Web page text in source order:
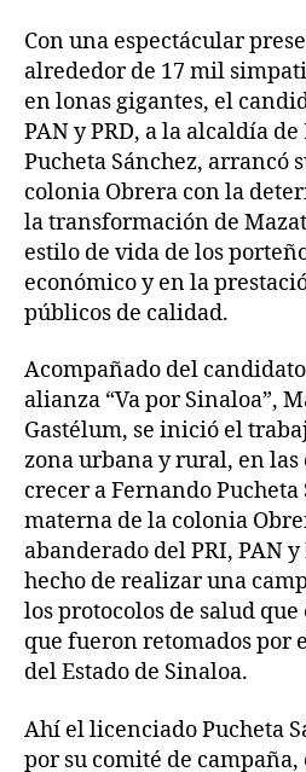
Con una espectácular
alrededor de 17 mil
en lonas gigantes, el
PAN y PRD, a la alcaldía
Pucheta Sánchez, arrancó
colonia Obrera con la
la transformación de
estilo de vida de los
económico y en la
públicos de calidad.
Acompañado del
alianza “Va por Sinaloa”,
Gastélum, se inició el
zona urbana y rural, en
crecer a Fernando Pucheta
materna de la colonia
abanderado del PRI, PAN
hecho de realizar una
los protocolos de salud
que fueron retomados por
del Estado de Sinaloa.
Ahí el licenciado Pucheta
por su comité de